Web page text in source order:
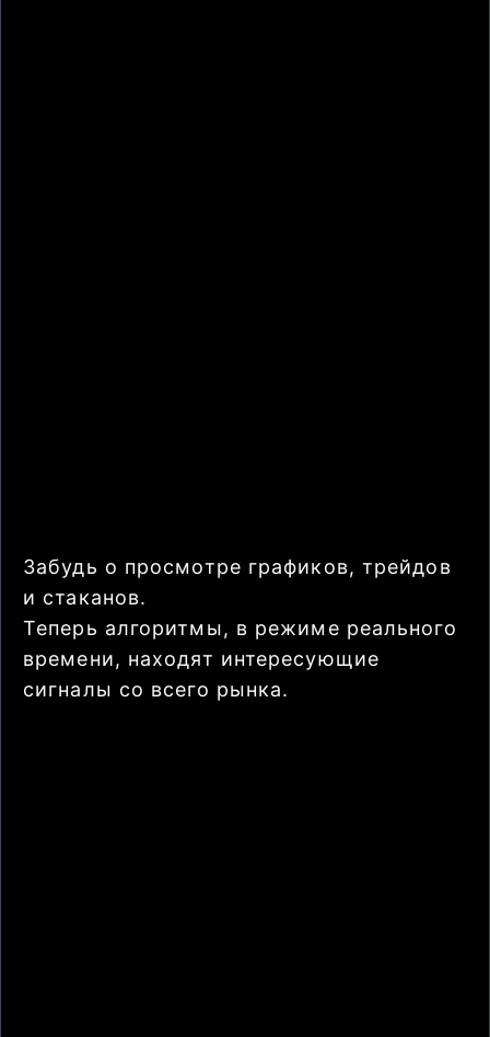
Забудь о просмотре графиков, трейдов
и стаканов.
Теперь алгоритмы, в режиме реального
времени, находят интересующие
сигналы со всего рынка.